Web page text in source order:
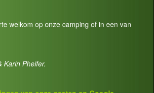
welkom op onze camping of in een van
Karin Pheifer.